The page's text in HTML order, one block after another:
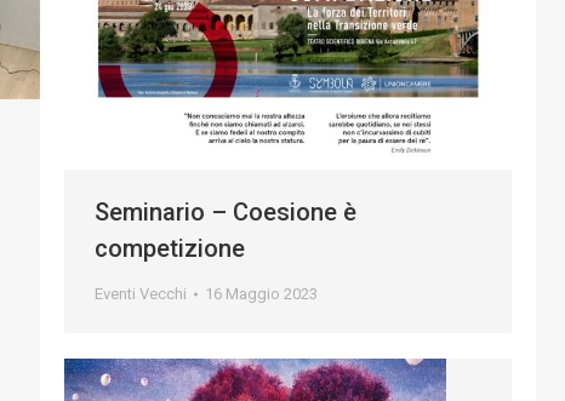
Seminario – Coesione è
competizione
Eventi Vecchi 16 Maggio 2023